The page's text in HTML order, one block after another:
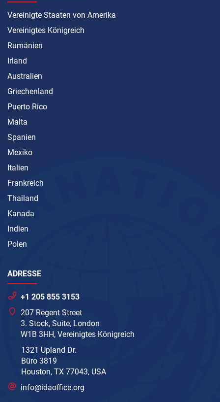
Vereinigte Staaten von Amerika
Vereinigtes Königreich
Rumänien
Irland
Australien
Griechenland
Puerto Rico
Malta
Spanien
Mexiko
Italien
Frankreich
Thailand
Kanada
Indien
Polen
ADRESSE
+1 205 855 3153
207 Regent Street
3. Stock, Suite, London
W1B 3HH, Vereinigtes Königreich
1321 Upland Dr.
Büro 3819
Houston, TX 77043, USA
info@idaoffice.org